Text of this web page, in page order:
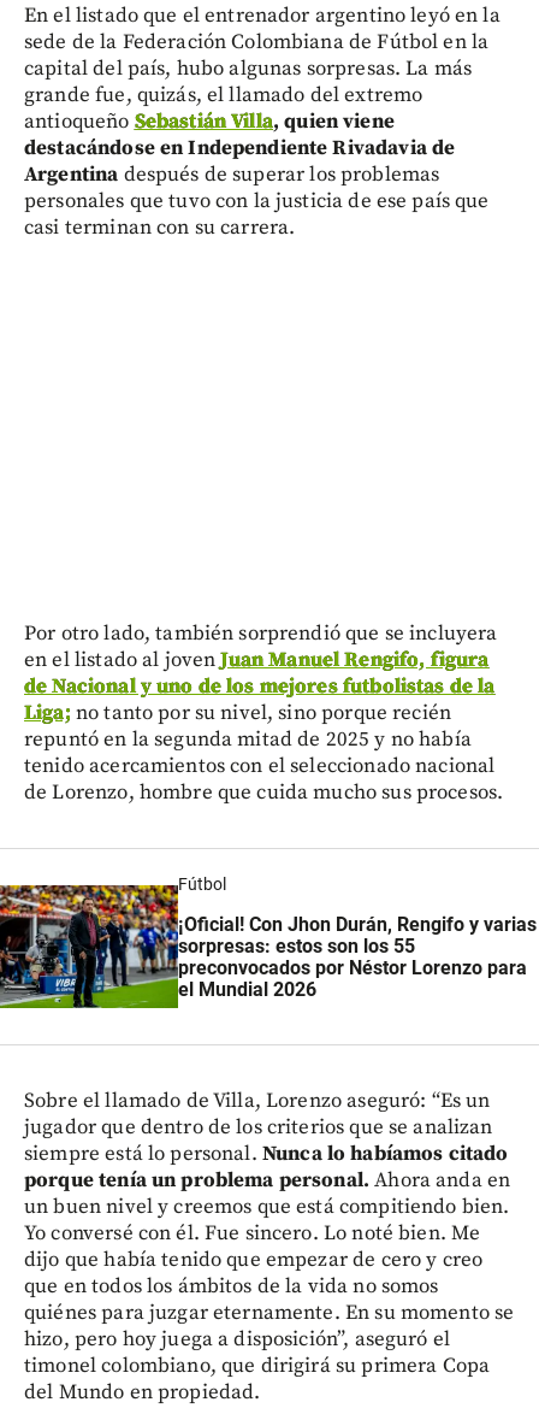
En el listado que el entrenador argentino leyó en la
sede de la Federación Colombiana de Fútbol en la
capital del país, hubo algunas sorpresas. La más
grande fue, quizás, el llamado del extremo
antioqueño Sebastián Villa, quien viene
destacándose en Independiente Rivadavia de
Argentina después de superar los problemas
personales que tuvo con la justicia de ese país que
casi terminan con su carrera.
Por otro lado, también sorprendió que se incluyera
en el listado al jovenJuan Manuel Rengifo, figura
de Nacional y uno de los mejores futbolistas de la
Liga; no tanto por su nivel, sino porque recién
repuntó en la segunda mitad de 2025 y no había
tenido acercamientos con el seleccionado nacional
de Lorenzo, hombre que cuida mucho sus procesos.
Fútbol
¡Oficial! Con Jhon Durán, Rengifo y varias
sorpresas: estos son los 55
preconvocados por Néstor Lorenzopara
el Mundial 2026
Sobre el llamado de Villa, Lorenzo aseguró: “Es un
jugador que dentro de los criterios que se analizan
siempre está lo personal. Nunca lo habíamos citado
porque tenía un problema personal. Ahora anda en
un buen nivel y creemos que está compitiendo bien.
Yo conversé con él. Fue sincero. Lo noté bien. Me
dijo que había tenido que empezar de cero y creo
que en todos los ámbitos de la vida no somos
quiénes para juzgar eternamente. En su momento se
hizo, pero hoy juega a disposición”, aseguró el
timonel colombiano, que dirigirá su primera Copa
del Mundo en propiedad.